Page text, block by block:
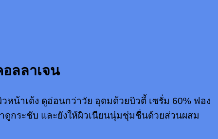
ลลาเจน
น้าเด้ง ดูอ่อนกว่าวัย อุดมด้วยบิวตี้ เซรั่ม 60% ฟอง
กระชับ และยังให้ผิวเนียนนุ่มชุ่มชื่นด้วยส่วนผสม